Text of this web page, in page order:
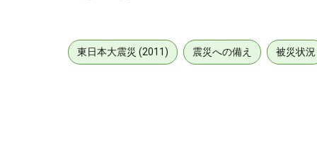
東日本大震災 (2011) 震災への備え 被災状況